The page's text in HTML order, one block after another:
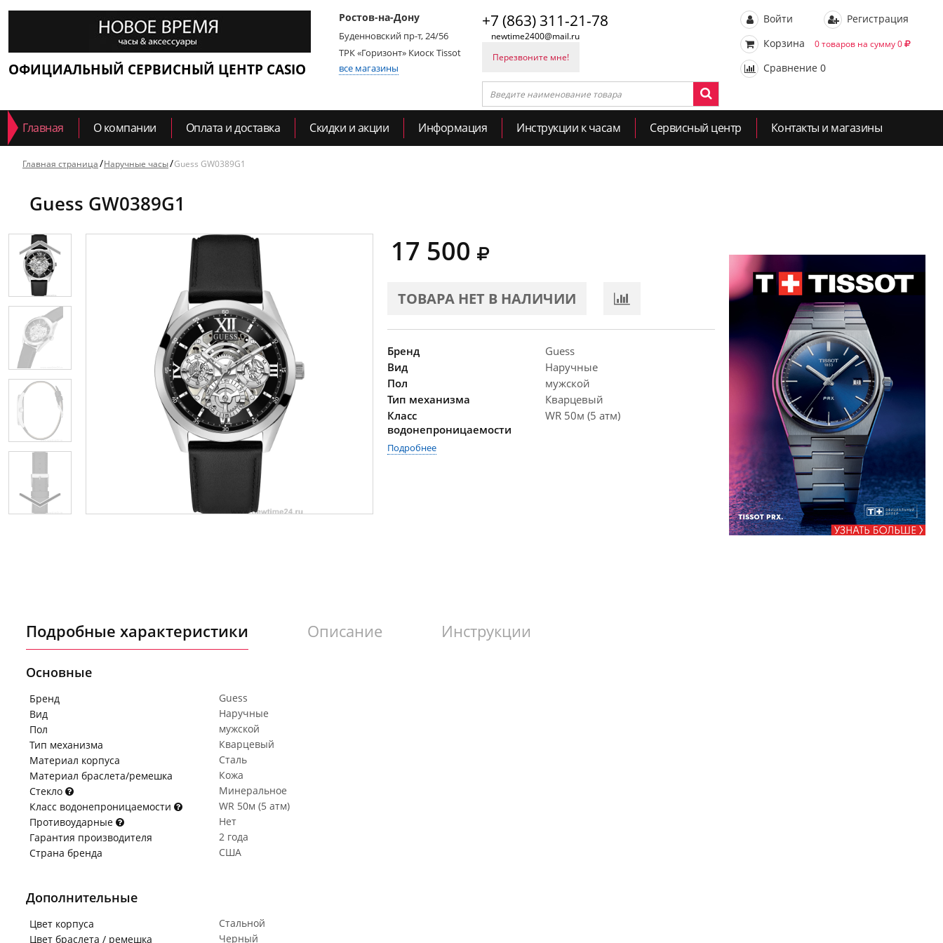
ОФИЦИАЛЬНЫЙ СЕРВИСНЫЙ ЦЕНТР CASIO
Ростов-на-Дону
Буденновский пр-т, 24/56
ТРК «Горизонт» Киоск Tissot
все магазины
+7 (863) 311-21-78
newtime2400@mail.ru
Перезвоните мне!
Войти
Регистрация
Корзина
0 товаров на сумму 0
Сравнение 0
Главная О компании Оплата и доставка Скидки и акции Информация Инструкции к часам Сервисный центр Контакты и магазины
Главная страница Наручные часы Guess GW0389G1
Guess GW0389G1
17 500
ТОВАРА НЕТ В НАЛИЧИИ
Бренд
Guess
Вид
Наручные
Пол
мужской
Тип механизма
Кварцевый
Класс
водонепроницаемости
WR 50м (5 атм)
Подробнее
Подробные характеристики Описание Инструкции
Основные
Бренд
Guess
Вид
Наручные
Пол
мужской
Тип механизма
Кварцевый
Материал корпуса
Сталь
Материал браслета/ремешка
Кожа
Стекло
Минеральное
Класс водонепроницаемости
WR 50м (5 атм)
Противоударные
Нет
Гарантия производителя
2 года
Страна бренда
США
Дополнительные
Цвет корпуса
Стальной
Цвет браслета / ремешка
Черный